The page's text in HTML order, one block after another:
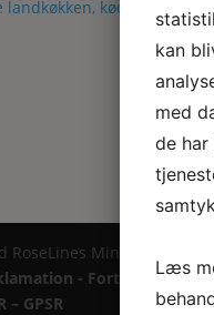
RoseLines Miniature ®
- Fortrydelsesret
– GPSR
kan
med
de har
Læs